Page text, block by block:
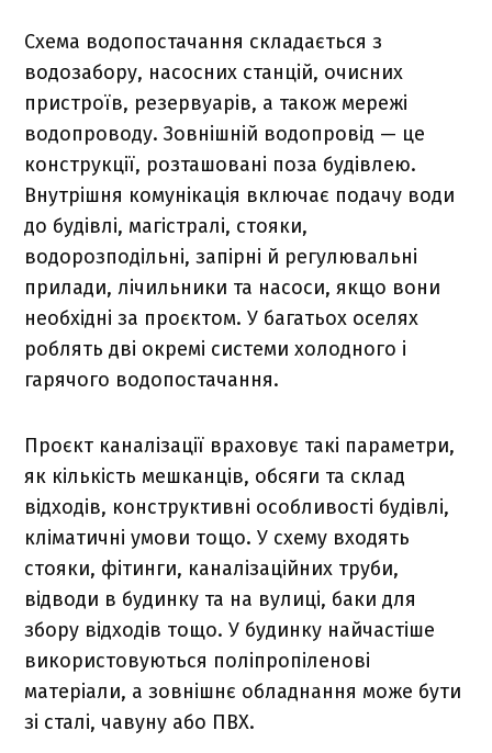
Схема водопостачання складається з
водозабору, насосних станцій, очисних
пристроїв, резервуарів, а також мережі
водопроводу. Зовнішній водопровід — це
конструкції, розташовані поза будівлею.
Внутрішня комунікація включає подачу води
до будівлі, магістралі, стояки,
водорозподільні, запірні й регулювальні
прилади, лічильники та насоси, якщо вони
необхідні за проєктом. У багатьох оселях
роблять дві окремі системи холодного і
гарячого водопостачання.
Проєкт каналізації враховує такі параметри,
як кількість мешканців, обсяги та склад
відходів, конструктивні особливості будівлі,
кліматичні умови тощо. У схему входять
стояки, фітинги, каналізаційних труби,
відводи в будинку та на вулиці, баки для
збору відходів тощо. У будинку найчастіше
використовуються поліпропіленові
матеріали, а зовнішнє обладнання може бути
зі сталі, чавуну або ПВХ.